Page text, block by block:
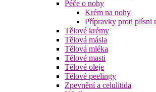
Péče o nohy
Krém na nohy
Přípravky proti plísni
Tělové krémy
Tělová másla
Tělová mléka
Tělové masti
Tělové oleje
Tělové peelingy
Zpevnění a celulitida